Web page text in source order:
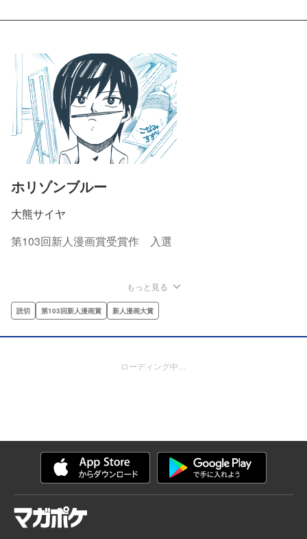
ホリゾンブルー
大熊サイヤ
第103回新人漫画賞受賞作 入選
もっと見る
読切 第103回新人漫画賞 新人漫画大賞
ローディング中…